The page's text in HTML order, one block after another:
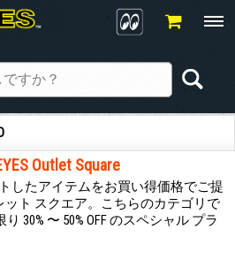
Outlet Square
トしたアイテムをお買い得価格でご提
ット スクエア。こちらのカテゴリで
30% 〜 50% OFF のスペシャル プラ